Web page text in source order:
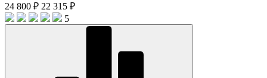
24 800 ₽ 22 315 ₽
5